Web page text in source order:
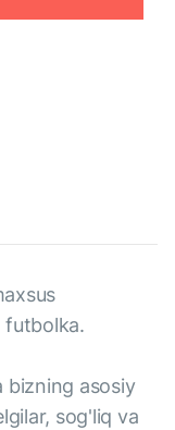
futbolka.
bizning asosiy
sog'liq va